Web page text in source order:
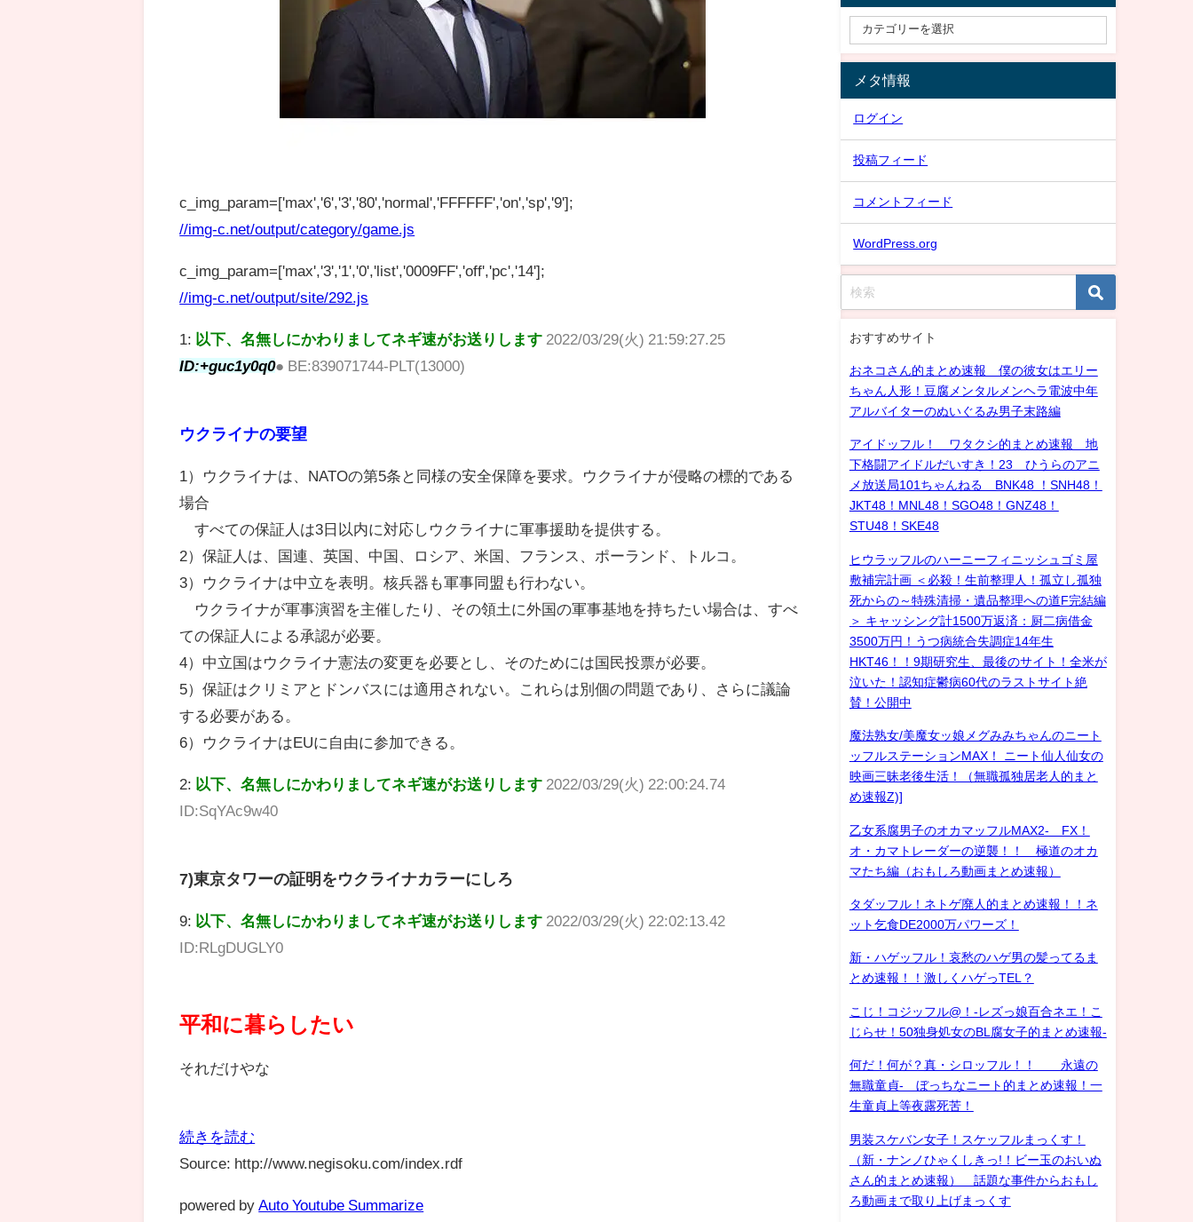
c_img_param=['max','6','3','80','normal','FFFFFF','on','sp','9'];
//img-c.net/output/category/game.js
c_img_param=['max','3','1','0','list','0009FF','off','pc','14'];
//img-c.net/output/site/292.js
1: 以下、名無しにかわりましてネギ速がお送りします 2022/03/29(火) 21:59:27.25
ID:+guc1y0q0● BE:839071744-PLT(13000)
ウクライナの要望
1）ウクライナは、NATOの第5条と同様の安全保障を要求。ウクライナが侵略の標的である
場合
すべての保証人は3日以内に対応しウクライナに軍事援助を提供する。
2）保証人は、国連、英国、中国、ロシア、米国、フランス、ポーランド、トルコ。
3）ウクライナは中立を表明。核兵器も軍事同盟も行わない。
ウクライナが軍事演習を主催したり、その領土に外国の軍事基地を持ちたい場合は、すべ
ての保証人による承認が必要。
4）中立国はウクライナ憲法の変更を必要とし、そのためには国民投票が必要。
5）保証はクリミアとドンバスには適用されない。これらは別個の問題であり、さらに議論
する必要がある。
6）ウクライナはEUに自由に参加できる。
2: 以下、名無しにかわりましてネギ速がお送りします 2022/03/29(火) 22:00:24.74
ID:SqYAc9w40
7)東京タワーの証明をウクライナカラーにしろ
9: 以下、名無しにかわりましてネギ速がお送りします 2022/03/29(火) 22:02:13.42
ID:RLgDUGLY0
平和に暮らしたい
それだけやな
続きを読む
Source: http://www.negisoku.com/index.rdf
powered by Auto Youtube Summarize
メタ情報
ログイン
投稿フィード
コメントフィード
WordPress.org
おすすめサイト
おネコさん的まとめ速報 僕の彼女はエリー
ちゃん人形！豆腐メンタルメンヘラ電波中年
アルバイターのぬいぐるみ男子末路編
アイドッフル！ ワタクシ的まとめ速報 地
下格闘アイドルだいすき！23 ひうらのアニ
メ放送局101ちゃんねる BNK48 ！SNH48！
JKT48！MNL48！SGO48！GNZ48！
STU48！SKE48
ヒウラッフルのハーニーフィニッシュゴミ屋
敷補完計画 ＜必殺！生前整理人！孤立し孤独
死からの～特殊清掃・遺品整理への道F完結編
＞ キャッシング計1500万返済：厨二病借金
3500万円！うつ病統合失調症14年生
HKT46！！9期研究生、最後のサイト！全米が
泣いた！認知症鬱病60代のラストサイト絶
賛！公開中
魔法熟女/美魔女ッ娘メグみみちゃんのニート
ッフルステーションMAX！ ニート仙人仙女の
映画三昧老後生活！（無職孤独居老人的まと
め速報Z)]
乙女系腐男子のオカマッフルMAX2- FX！
オ・カマトレーダーの逆襲！！ 極道のオカ
マたち編（おもしろ動画まとめ速報）
タダッフル！ネトゲ廃人的まとめ速報！！ネ
ット乞食DE2000万パワーズ！
新・ハゲッフル！哀愁のハゲ男の髪ってるま
とめ速報！！激しくハゲっTEL？
こじ！コジッフル@！-レズっ娘百合ネエ！こ
じらせ！50独身処女のBL腐女子的まとめ速報-
何だ！何が？真・シロッフル！！ 永遠の
無職童貞- ぼっちなニート的まとめ速報！一
生童貞上等夜露死苦！
男装スケバン女子！スケッフルまっくす！
（新・ナンノひゃくしきっ!！ビー玉のおいぬ
さん的まとめ速報） 話題な事件からおもし
ろ動画まで取り上げまっくす